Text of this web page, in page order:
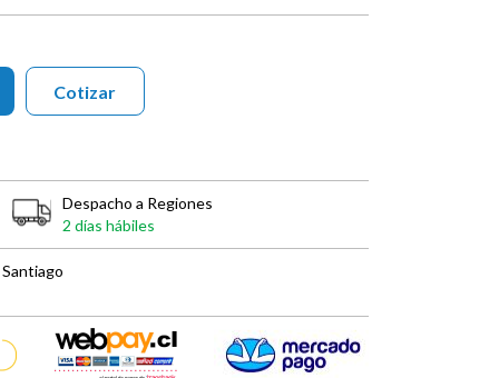
Cotizar
Despacho a Regiones
2 días hábiles